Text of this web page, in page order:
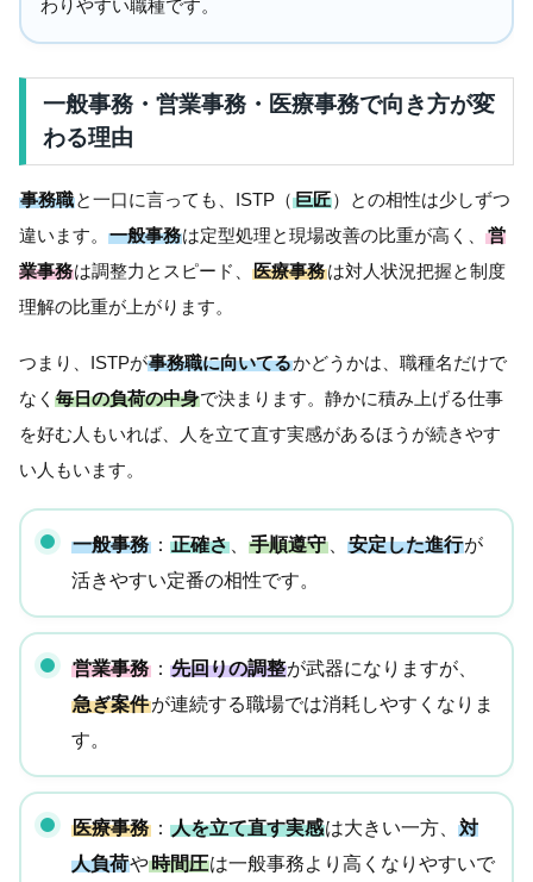
わりやすい職種です。
一般事務・営業事務・医療事務で向き方が変
わる理由
事務職と一口に言っても、ISTP（巨匠）との相性は少しずつ
違います。 一般事務は定型処理と現場改善の比重が高く、営
業事務は調整力とスピード、医療事務は対人状況把握と制度
理解の比重が上がります。
つまり、ISTPが事務職に向いてるかどうかは、職種名だけで
なく 毎日の負荷の中身で決まります。静かに積み上げる仕事
を好む人もいれば、人を立て直す実感があるほうが続きやす
い人もいます。
一般事務： 正確さ 、手順遵守、 安定した進行が
活きやすい定番の相性です。
営業事務： 先回りの調整が武器になりますが、
急ぎ案件が連続する職場では消耗しやすくなりま
す。
医療事務： 人を立て直す実感は大きい一方、対
人負荷や時間圧は一般事務より高くなりやすいで